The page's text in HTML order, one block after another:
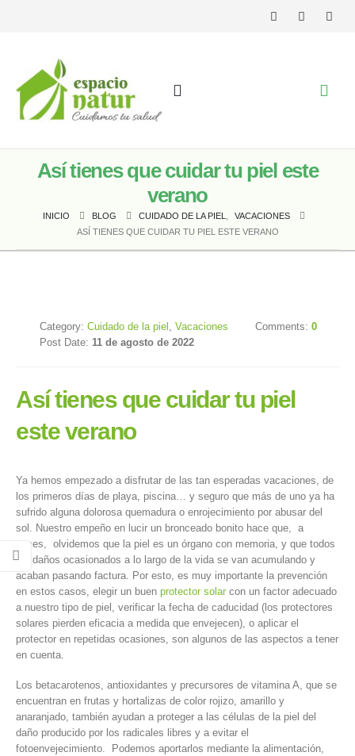
Así tienes que cuidar tu piel este
verano
INICIO BLOG CUIDADO DE LA PIEL
VACACIONES
ASÍ TIENES QUE CUIDAR TU PIEL ESTE VERANO
Category: Cuidado de la piel Vacaciones Comments: 0
Post Date: 11 de agosto de 2022
Así tienes que cuidar tu piel
este verano
Ya hemos empezado a disfrutar de las tan esperadas vacaciones, de
los primeros días de playa, piscina… y seguro que más de uno ya ha
sufrido alguna dolorosa quemadura o enrojecimiento por abusar del
sol. Nuestro empeño en lucir un bronceado bonito hace que, a
veces, olvidemos que la piel es un órgano con memoria, y que todos
los daños ocasionados a lo largo de la vida se van acumulando y
acaban pasando factura. Por esto, es muy importante la prevención
en estos casos, elegir un buen protector solar con un factor adecuado
a nuestro tipo de piel, verificar la fecha de caducidad (los protectores
solares pierden eficacia a medida que envejecen), o aplicar el
protector en repetidas ocasiones, son algunos de las aspectos a tener
en cuenta.
Los betacarotenos, antioxidantes y precursores de vitamina A, que se
encuentran en frutas y hortalizas de color rojizo, amarillo y
anaranjado, también ayudan a proteger a las células de la piel del
daño producido por los radicales libres y a evitar el
fotoenvejecimiento. Podemos aportarlos mediante la alimentación,